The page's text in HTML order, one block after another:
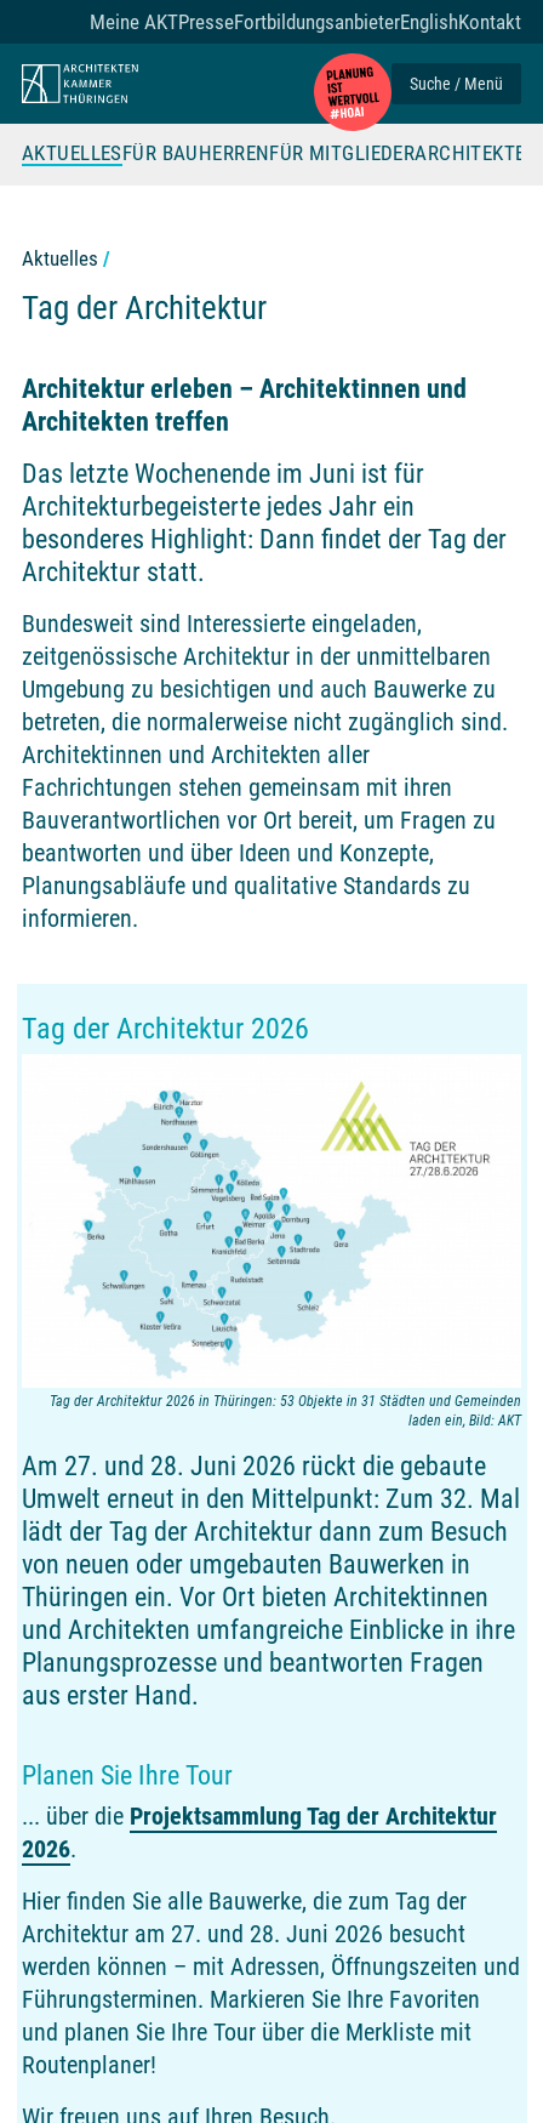
Zum Seiteninhalt
Suche / Menü
AKTUELLESFÜR BAUHERRENFÜR MITGLIEDER
Meine AKTPresseFortbildungsanbieterEnglishKontakt
Aktuelles
Tag der Architektur
Architektur erleben – Architektinnen und
Architekten treffen
Das letzte Wochenende im Juni ist für
Architekturbegeisterte jedes Jahr ein
besonderes Highlight: Dann findet der Tag der
Architektur statt.
Bundesweit sind Interessierte eingeladen,
zeitgenössische Architektur in der unmittelbaren
Umgebung zu besichtigen und auch Bauwerke zu
betreten, die normalerweise nicht zugänglich sind.
Architektinnen und Architekten aller
Fachrichtungen stehen gemeinsam mit ihren
Bauverantwortlichen vor Ort bereit, um Fragen zu
beantworten und über Ideen und Konzepte,
Planungsabläufe und qualitative Standards zu
informieren.
Tag der Architektur 2026
Tag der Architektur 2026 in Thüringen: 53 Objekte in 31 Städten und Gemeinden
laden ein, Bild: AKT
Am 27. und 28. Juni 2026 rückt die gebaute
Umwelt erneut in den Mittelpunkt: Zum 32. Mal
lädt der Tag der Architektur dann zum Besuch
von neuen oder umgebauten Bauwerken in
Thüringen ein. Vor Ort bieten Architektinnen
und Architekten umfangreiche Einblicke in ihre
Planungsprozesse und beantworten Fragen
aus erster Hand.
Planen Sie Ihre Tour
... über die Projektsammlung Tag der Architektur
2026.
Hier finden Sie alle Bauwerke, die zum Tag der
Architektur am 27. und 28. Juni 2026 besucht
werden können – mit Adressen, Öffnungszeiten und
Führungsterminen. Markieren Sie Ihre Favoriten
und planen Sie Ihre Tour über die Merkliste mit
Routenplaner!
Wir freuen uns auf Ihren Besuch.